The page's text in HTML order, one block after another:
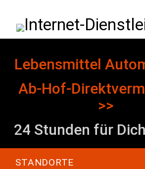
Internet-
Lebensmittel
Ab-Hof-
>>
24 Stunden für
STANDORTE